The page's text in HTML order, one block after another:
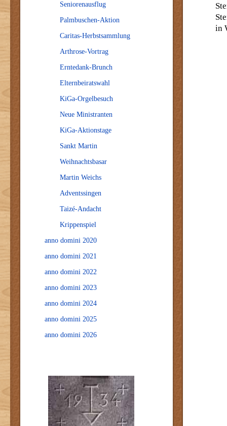
in
Seniorenausflug
Palmbuschen-Aktion
Caritas-Herbstsammlung
Arthrose-Vortrag
Erntedank-Brunch
Elternbeiratswahl
KiGa-Orgelbesuch
Neue Ministranten
KiGa-Aktionstage
Sankt Martin
Weihnachtsbasar
Martin Weichs
Adventssingen
Taizé-Andacht
Krippenspiel
anno domini 2020
anno domini 2021
anno domini 2022
anno domini 2023
anno domini 2024
anno domini 2025
anno domini 2026